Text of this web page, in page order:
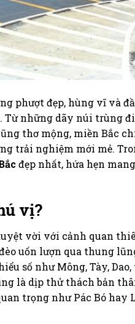
phượt đẹp, hùng vĩ và
những dãy núi trùng
thơ mộng, miền Bắc
trải nghiệm mới mẻ.
đẹp nhất, hứa hẹn
vị?
vời với cảnh quan
uốn lượn qua thung
số như Mông, Tày,
là dịp thử thách bản
trọng như Pác Bó hay